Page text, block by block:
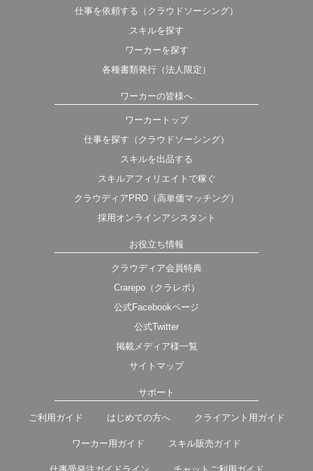
仕事を依頼する（クラウドソーシング）
スキルを探す
ワーカーを探す
各種書類発行（法人限定）
ワーカーの皆様へ
ワーカートップ
仕事を探す（クラウドソーシング）
スキルを出品する
スキルアフィリエイトで稼ぐ
クラウディアPRO（高単価マッチング）
採用オンラインアシスタント
お役立ち情報
クラウディア会員特典
Crarepo（クラレポ）
公式Facebookページ
公式Twitter
掲載メディア様一覧
サイトマップ
サポート
ご利用ガイド はじめての方へ クライアント用ガイド
ワーカー用ガイド スキル販売ガイド